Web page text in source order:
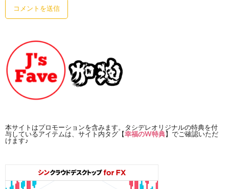
本サイトはプロモーションを含みます。タシデレオリジナルの特典を付
与しているアイテムは、サイト内タグ【幸福のW特典】でご確認いただ
けます♪